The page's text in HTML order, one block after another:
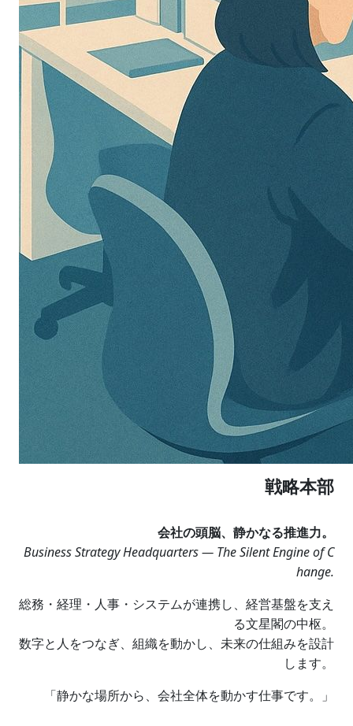
戦略本部
会社の頭脳、静かなる推進力。
Business Strategy Headquarters — The Silent Engine of C
hange.
総務・経理・人事・システムが連携し、経営基盤を支え
る文星閣の中枢。
数字と人をつなぎ、組織を動かし、未来の仕組みを設計
します。
「静かな場所から、会社全体を動かす仕事です。」